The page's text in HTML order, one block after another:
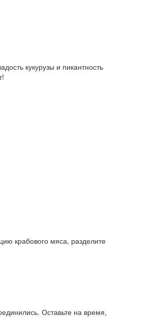
кукурузы и пикантность
крабового мяса, разделите
Оставьте на время,